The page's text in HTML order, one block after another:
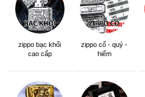
zippo bạc khối
cao cấp
zippo cổ - quý -
hiếm